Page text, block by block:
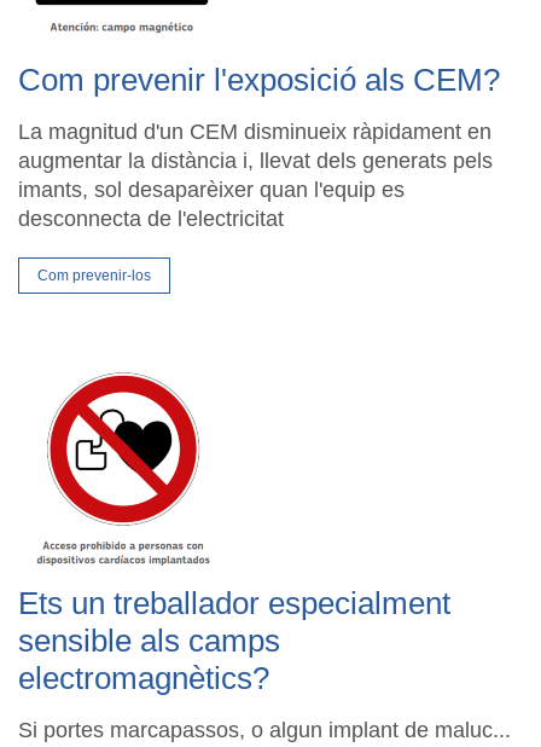
Com prevenir l'exposició als CEM?
La magnitud d'un CEM disminueix ràpidament en
augmentar la distància i, llevat dels generats pels
imants, sol desaparèixer quan l'equip es
desconnecta de l'electricitat
Com prevenir-los
Ets un treballador especialment
sensible als camps
electromagnètics?
Si portes marcapassos, o algun implant de maluc...